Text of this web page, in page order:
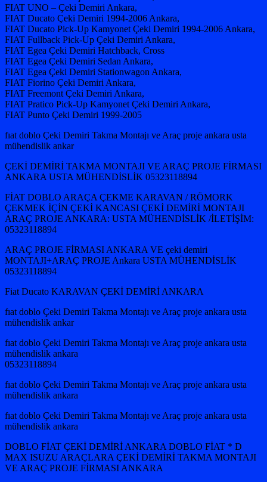
FIAT UNO – Çeki Demiri Ankara,
FIAT Ducato Çeki Demiri 1994-2006 Ankara,
FIAT Ducato Pick-Up Kamyonet Çeki Demiri 1994-2006 Ankara,
FIAT Fullback Pick-Up Çeki Demiri Ankara,
FIAT Egea Çeki Demiri Hatchback, Cross
FIAT Egea Çeki Demiri Sedan Ankara,
FIAT Egea Çeki Demiri Stationwagon Ankara,
FIAT Fiorino Çeki Demiri Ankara,
FIAT Freemont Çeki Demiri Ankara,
FIAT Pratico Pick-Up Kamyonet Çeki Demiri Ankara,
FIAT Punto Çeki Demiri 1999-2005
fıat doblo Çeki Demiri Takma Montajı ve Araç proje ankara usta
mühendislik ankar
ÇEKİ DEMİRİ TAKMA MONTAJI VE ARAÇ PROJE FİRMASI
ANKARA USTA MÜHENDİSLİK 05323118894
FİAT DOBLO ARAÇA ÇEKME KARAVAN / RÖMORK
ÇEKMEK İÇİN ÇEKİ KANCASI ÇEKİ DEMİRİ MONTAJI
ARAÇ PROJE ANKARA: USTA MÜHENDİSLİK /İLETİŞİM:
05323118894
ARAÇ PROJE FİRMASI ANKARA VE çeki demiri
MONTAJI+ARAÇ PROJE Ankara USTA MÜHENDİSLİK
05323118894
Fiat Ducato KARAVAN ÇEKİ DEMİRİ ANKARA
fıat doblo Çeki Demiri Takma Montajı ve Araç proje ankara usta
mühendislik ankar
fıat doblo Çeki Demiri Takma Montajı ve Araç proje ankara usta
mühendislik ankara
05323118894
fıat doblo Çeki Demiri Takma Montajı ve Araç proje ankara usta
mühendislik ankara
fıat doblo Çeki Demiri Takma Montajı ve Araç proje ankara usta
mühendislik ankara
DOBLO FİAT ÇEKİ DEMİRİ ANKARA DOBLO FİAT * D
MAX ISUZU ARAÇLARA ÇEKİ DEMİRİ TAKMA MONTAJI
VE ARAÇ PROJE FİRMASI ANKARA